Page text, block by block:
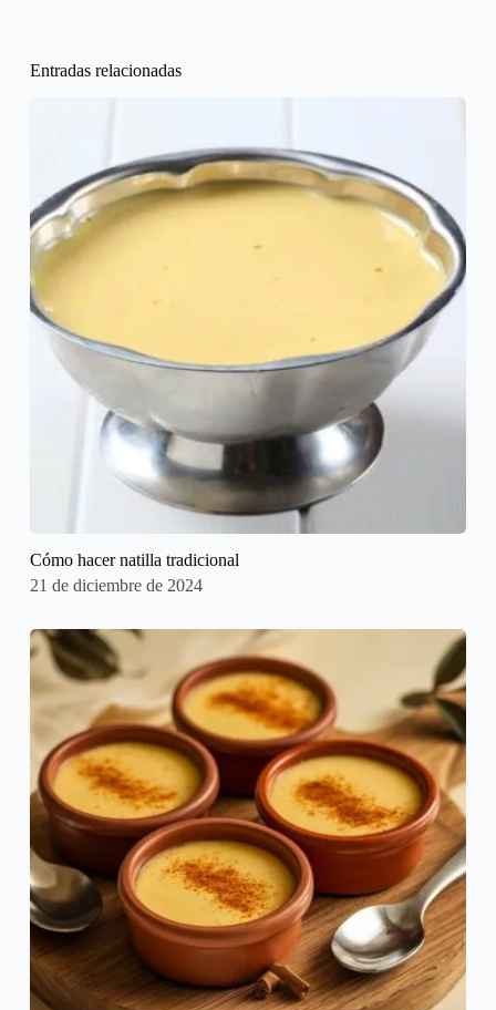
Entradas relacionadas
Cómo hacer natilla tradicional
21 de diciembre de 2024